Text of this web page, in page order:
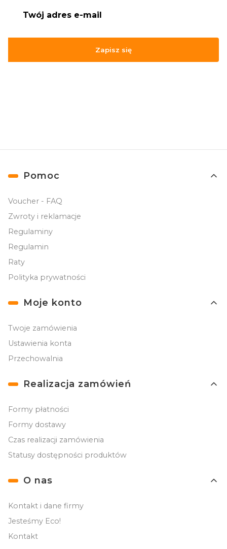
Zapisz się
Linki w stopce
Pomoc
Voucher - FAQ
Zwroty i reklamacje
Regulaminy
Regulamin
Raty
Polityka prywatności
Moje konto
Twoje zamówienia
Ustawienia konta
Przechowalnia
Realizacja zamówień
Formy płatności
Formy dostawy
Czas realizacji zamówienia
Statusy dostępności produktów
O nas
Kontakt i dane firmy
Jesteśmy Eco!
Kontakt